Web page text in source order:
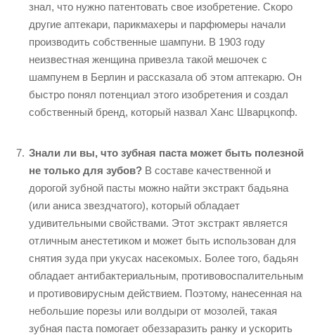
знал, что нужно патентовать свое изобретение. Скоро
другие аптекари, парикмахеры и парфюмеры начали
производить собственные шампуни. В 1903 году
неизвестная женщина привезла такой мешочек с
шампунем в Берлин и рассказала об этом аптекарю. Он
быстро понял потенциал этого изобретения и создал
собственный бренд, который назвал Ханс Шварцкопф.
Знали ли вы, что зубная паста может быть полезной
не только для зубов? В составе качественной и
дорогой зубной пасты можно найти экстракт бадьяна
(или аниса звездчатого), который обладает
удивительными свойствами. Этот экстракт является
отличным анестетиком и может быть использован для
снятия зуда при укусах насекомых. Более того, бадьян
обладает антибактериальным, противовоспалительным
и противовирусным действием. Поэтому, нанесенная на
небольшие порезы или волдыри от мозолей, такая
зубная паста помогает обеззаразить ранку и ускорить